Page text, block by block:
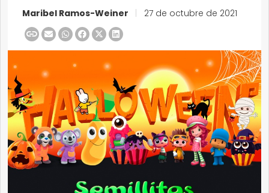
Maribel Ramos-Weiner 27 de octubre de 2021